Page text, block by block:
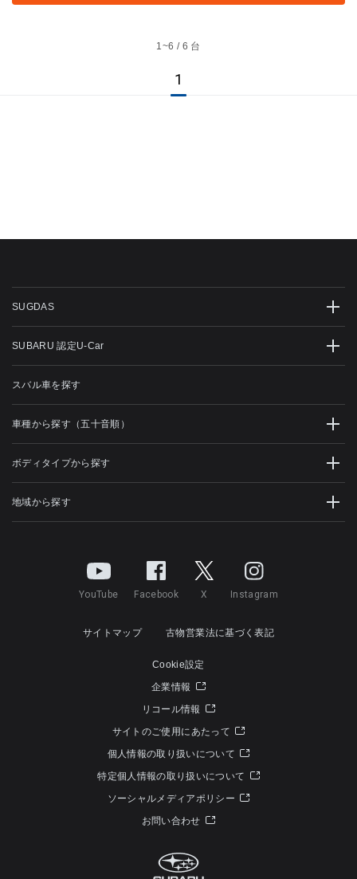
1~6 / 6 台
1
SUGDAS
SUBARU 認定U-Car
スバル車を探す
車種から探す（五十音順）
ボディタイプから探す
地域から探す
YouTube Facebook X Instagram
サイトマップ 古物営業法に基づく表記
Cookie設定
企業情報
リコール情報
サイトのご使用にあたって
個人情報の取り扱いについて
特定個人情報の取り扱いについて
ソーシャルメディアポリシー
お問い合わせ